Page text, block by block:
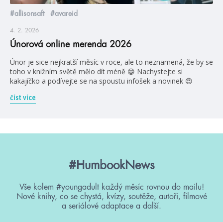
#allisonsaft #avareid
4. 2. 2026
Únorová online merenda 2026
Únor je sice nejkratší měsíc v roce, ale to neznamená, že by se
toho v knižním světě mělo dít méně 😁 Nachystejte si
kakajíčko a podívejte se na spoustu infošek a novinek 😍
číst více
#HumbookNews
Vše kolem #youngadult každý měsíc rovnou do mailu!
Nové knihy, co se chystá, kvízy, soutěže, autoři, filmové
a seriálové adaptace a další.